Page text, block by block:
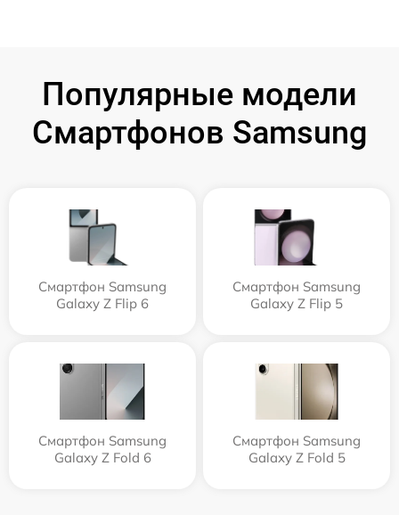
Популярные модели
Смартфонов Samsung
Смартфон Samsung
Galaxy Z Flip 6
Смартфон Samsung
Galaxy Z Flip 5
Смартфон Samsung
Galaxy Z Fold 6
Смартфон Samsung
Galaxy Z Fold 5